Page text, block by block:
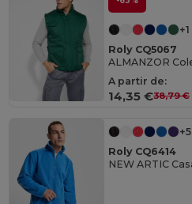
+1
Roly CQ5067
A partir de:
14,35 €38,79 €
+5
Roly CQ6414